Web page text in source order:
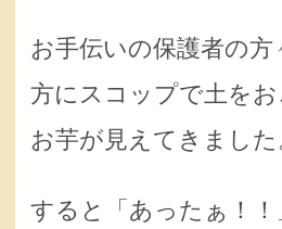
お手伝いの保護者の方
方にスコップで土を
お芋が見えてきました
すると「あったぁ！